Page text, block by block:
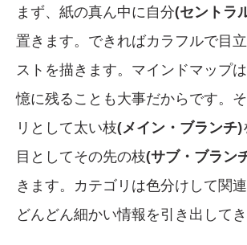
まず、紙の真ん中に自分(セントラ
置きます。できればカラフルで目
ストを描きます。マインドマップ
憶に残ることも大事だからです。
リとして太い枝(メイン・ブランチ)
目としてその先の枝(サブ・ブラン
きます。カテゴリは色分けして関連
どんどん細かい情報を引き出してき